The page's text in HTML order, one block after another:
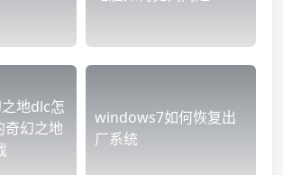
地dlc怎
奇幻之地
windows7如何恢复出
厂系统